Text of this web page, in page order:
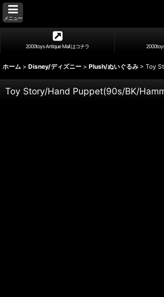
メニュー
2000toys Antique Mall はコチラ
ホーム > Disney/ディズニー > Plush/ぬいぐるみ > Toy
Toy Story/Hand Puppet(90s/BK/